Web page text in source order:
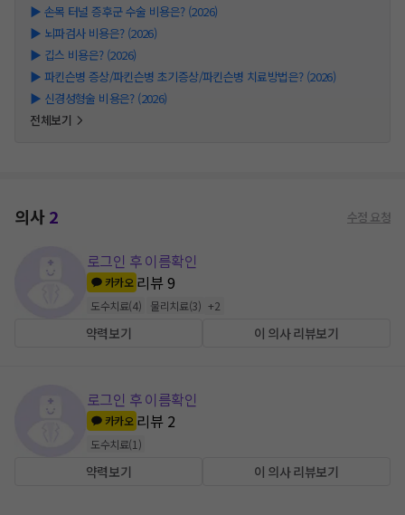
▶ 손목 터널 증후군 수술 비용은? (2026)
▶ 뇌파검사 비용은? (2026)
▶ 깁스 비용은? (2026)
▶ 파킨슨병 증상/파킨슨병 초기증상/파킨슨병 치료방법은? (2026)
▶ 신경성형술 비용은? (2026)
전체보기
의사2 수정 요청
로그인 후 이름확인
카카오 리뷰9
도수치료(4) 물리치료(3) +2
약력보기 이 의사 리뷰보기
로그인 후 이름확인
카카오 리뷰 2
도수치료(1 )
약력보기 이 의사 리뷰보기